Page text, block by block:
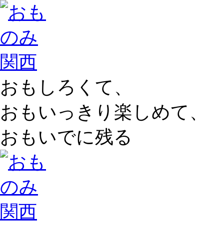
おもしろくて、
おもいっきり楽しめて、
おもいでに残る